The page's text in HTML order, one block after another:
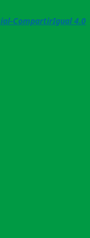
CompartirIgual 4.0